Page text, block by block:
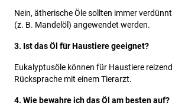
Nein, ätherische Öle sollten immer
(z. B. Mandelöl) angewendet werden.
3. Ist das Öl für Haustiere geeignet?
Eukalyptusöle können für Haustiere
Rücksprache mit einem Tierarzt.
4. Wie bewahre ich das Öl am besten auf?